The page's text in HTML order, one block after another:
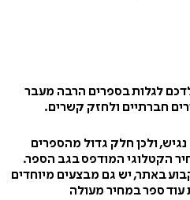
לגלות בספרים הרבה מעבר
חברתיים ולחזק קשרים.
ולכן חלק גדול מהספרים
הקטלוגי המודפס בגב הספר.
באתר, יש גם מבצעים מיוחדים
עוד ספר במחיר מעולה